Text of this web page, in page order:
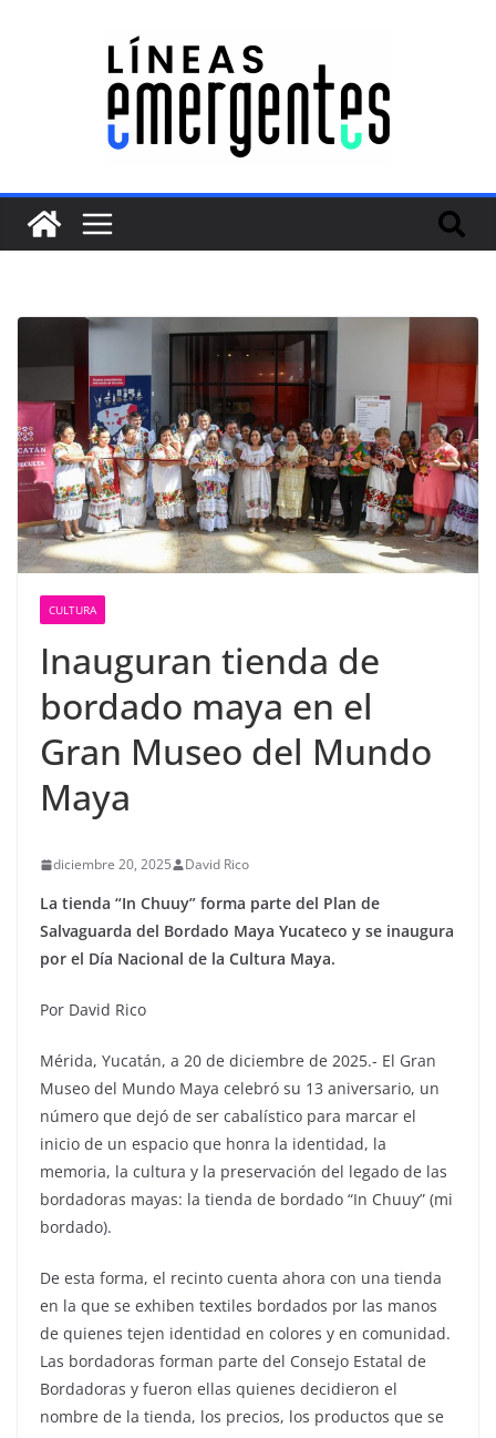
CULTURA
Inauguran tienda de
bordado maya en el
Gran Museo del Mundo
Maya
diciembre 20, 2025 David Rico
La tienda “In Chuuy” forma parte del Plan de
Salvaguarda del Bordado Maya Yucateco y se inaugura
por el Día Nacional de la Cultura Maya.
Por David Rico
Mérida, Yucatán, a 20 de diciembre de 2025.- El Gran
Museo del Mundo Maya celebró su 13 aniversario, un
número que dejó de ser cabalístico para marcar el
inicio de un espacio que honra la identidad, la
memoria, la cultura y la preservación del legado de las
bordadoras mayas: la tienda de bordado “In Chuuy” (mi
bordado).
De esta forma, el recinto cuenta ahora con una tienda
en la que se exhiben textiles bordados por las manos
de quienes tejen identidad en colores y en comunidad.
Las bordadoras forman parte del Consejo Estatal de
Bordadoras y fueron ellas quienes decidieron el
nombre de la tienda, los precios, los productos que se